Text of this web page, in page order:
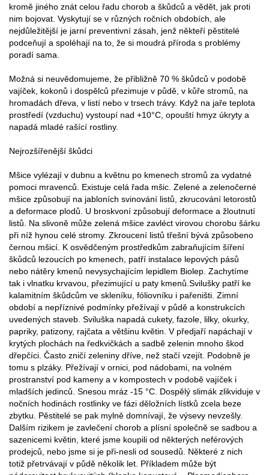
kromě jiného znát celou řadu chorob a škůdců a vědět, jak proti
nim bojovat. Vyskytují se v různých ročních obdobích, ale
nejdůležitější je jarní preventivní zásah, jenž někteří pěstitelé
podceňují a spoléhají na to, že si moudrá příroda s problémy
poradí sama.
Možná si neuvědomujeme, že přibližně 70 % škůdců v podobě
vajíček, kokonů i dospělců přezimuje v půdě, v kůře stromů, na
hromadách dřeva, v listí nebo v trsech trávy. Když na jaře teplota
prostředí (vzduchu) vystoupí nad +10°C, opouští hmyz úkryty a
napadá mladé rašící rostliny.
Nejrozšířenější škůdci
Mšice vylézají v dubnu a květnu po kmenech stromů za vydatné
pomoci mravenců. Existuje celá řada mšic. Zelené a zelenočerné
mšice způsobují na jabloních svinování listů, zkrucování letorostů
a deformace plodů. U broskvoní způsobují deformace a žloutnutí
listů. Na slivoně může zelená mšice zavléct virovou chorobu šárku
při níž hynou celé stromy. Zkroucení listů třešní bývá způsobeno
černou mšicí. K osvědčeným prostředkům zabraňujícím šíření
škůdců lezoucích po kmenech, patří instalace lepových pásů
nebo nátěry kmenů nevysychajícím lepidlem Biolep. Zachytíme
tak i vlnatku krvavou, přezimující u paty kmenů.Svilušky patří ke
kalamitním škůdcům ve skleníku, fóliovníku i pařeništi. Zimní
období a nepříznivé podmínky přežívají v půdě a konstrukcích
uvedených staveb. Sviluška napadá cukety, fazole, lilky, okurky,
papriky, patizony, rajčata a většinu květin. V předjaří napáchají v
krytých plochách na ředkvičkách a sadbě zelenin mnoho škod
dřepčíci. Často zničí zeleniny dříve, než stačí vzejít. Podobně je
tomu s plzáky. Přežívají v ornici, pod nádobami, na volném
prostranství pod kameny a v kompostech v podobě vajíček i
mladších jedinců. Snesou mráz -15 °C. Dospělý slimák zlikviduje v
nočních hodinách rostlinky ve fázi děložních lístků zcela beze
zbytku. Pěstitelé se pak mylně domnívají, že výsevy nevzešly.
Dalším rizikem je zavlečení chorob a plísní společně se sadbou a
sazenicemi květin, které jsme koupili od některých neférových
prodejců, nebo jsme si je při-nesli od sousedů. Některé z nich
totiž přetrvávají v půdě několik let. Příkladem může být